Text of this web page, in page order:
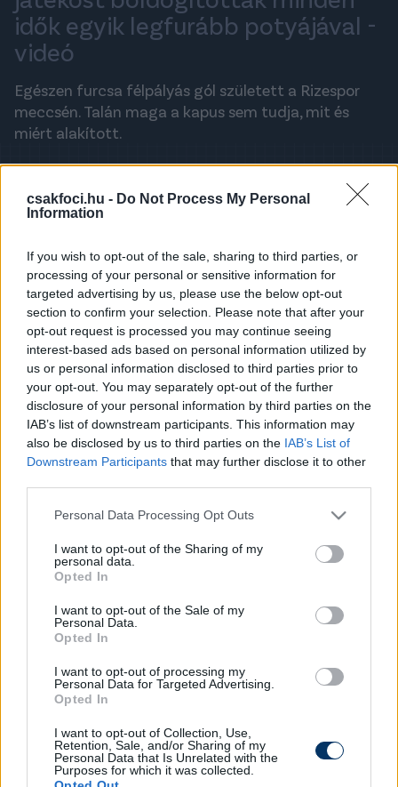
csakfoci.hu - Do Not Process My Personal
Information
If you wish to opt-out of the sale, sharing to third parties, or
processing of your personal or sensitive information for
targeted advertising by us, please use the below opt-out
section to confirm your selection. Please note that after your
opt-out request is processed you may continue seeing
interest-based ads based on personal information utilized by
us or personal information disclosed to third parties prior to
your opt-out. You may separately opt-out of the further
disclosure of your personal information by third parties on the
IAB’s list of downstream participants. This information may
also be disclosed by us to third parties on the IAB’s List of
Downstream Participants that may further disclose it to other
Please note that this website/app uses one or more Google
not limited to your visit or usage behaviour. You may click to
grant or deny consent to Google and its third-party tags to
use your data for below specified purposes in below Google
consent section.
Personal Data Processing Opt Outs
I want to opt-out of the Sharing of my
personal data.
Opted In
I want to opt-out of the Sale of my
Personal Data.
Opted In
I want to opt-out of processing my
Personal Data for Targeted Advertising.
Opted In
I want to opt-out of Collection, Use,
Retention, Sale, and/or Sharing of my
Personal Data that Is Unrelated with the
Purposes for which it was collected.
idők egyik legfurább potyájával -
videó
Egészen furcsa félpályás gól született a Rizespor
meccsén. Talán maga a kapus sem tudja, mit és
miért alakított.
A legfrissebb hírekért kövess minket a
CsakfociGoogle News oldalán is!
Egy hajrában született óriási potyagól is kellett
ahhoz, hogy aMocsi AttilávalfelállóRizespor5-2-
es győzelmet arasson az Antalyaspor ellen a török
bajnokságban.Valentin Mihailaa saját térfeléről
lőtt nagy bátorsággal az ellenfél kapujára, és
bebizonyította a futball alapigazságát, hogy
lövésből lesz a gól: úgy tűnt ugyanis, hogy a hazaiak
kapusa,Julián Cuestakönnyedén megfogja a
labdát, de az utolsó pillanatban elengedte azt
maga mellett, így a játékszer a kapujában kötött ki.
pic.twitter.com/ji4m9WmNx4
— 📲 New acc: @CenterOfGoals !Follow
(@AllynSkile96068)
között legyen a Google-találatokban